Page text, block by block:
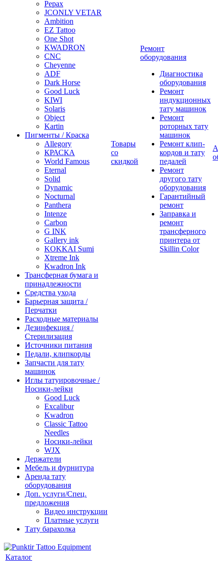
Pepax
JCONLY VETAR
Ambition
EZ Tattoo
One Shot
KWADRON
CNC
Cheyenne
ADF
Dark Horse
Good Luck
KIWI
Solaris
Object
Kartin
Пигменты / Краска
Allegory
КРАСКА
World Famous
Eternal
Solid
Dynamic
Nocturnal
Panthera
Intenze
Carbon
G INK
Gallery ink
KOKKAI Sumi
Xtreme Ink
Kwadron Ink
Трансферная бумага и
принадлежности
Средства ухода
Барьерная защита /
Перчатки
Расходные материалы
Дезинфекция /
Стерилизация
Источники питания
Педали, клипкорды
Запчасти для тату
машинок
Иглы татуировочные /
Носики-лейки
Good Luck
Excalibur
Kwadron
Classic Tattoo
Needles
Носики-лейки
WJX
Держатели
Мебель и фурнитура
Аренда тату
оборудования
Доп. услуги/Спец.
предложения
Видео инструкции
Платные услуги
Тату барахолка
Товары
со
скидкой
Ремонт
оборудования
Диагностика
оборудования
Ремонт
индукционных
тату машинок
Ремонт
роторных тату
машинок
Ремонт клип-
кордов и тату
педалей
Ремонт
другого тату
оборудования
Гарантийный
ремонт
Заправка и
ремонт
трансферного
принтера от
Skillin Color
Каталог